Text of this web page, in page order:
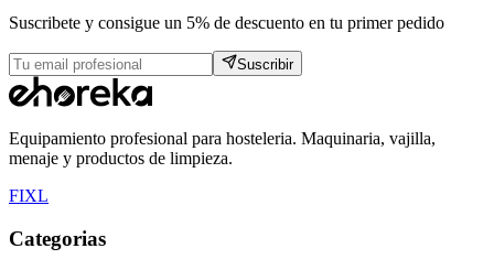
Suscribete y consigue un 5% de descuento en tu primer pedido
Suscribir
Equipamiento profesional para hosteleria. Maquinaria, vajilla,
menaje y productos de limpieza.
FIXL
Categorias